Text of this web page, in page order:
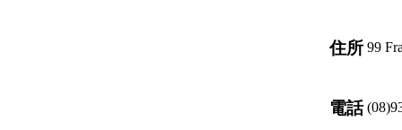
住所 99
電話